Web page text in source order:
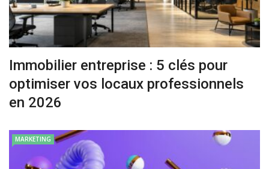
Immobilier entreprise : 5 clés pour
optimiser vos locaux professionnels
en 2026
MARKETING